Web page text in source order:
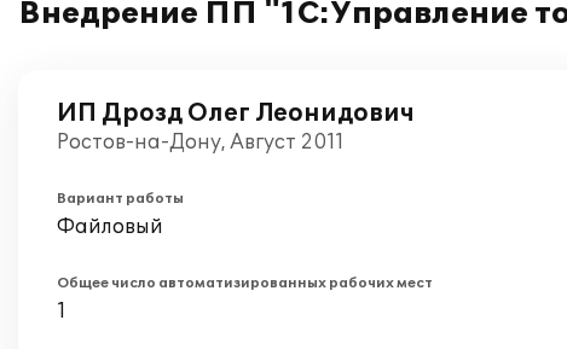
Внедрение ПП "1С:Управление
ИП Дрозд Олег Леонидович
Ростов-на-Дону, Август 2011
Вариант работы
Файловый
Общее число автоматизированных рабочих мест
1